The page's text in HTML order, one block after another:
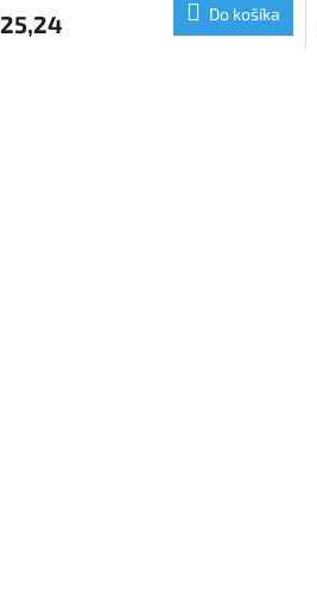
Do košíka